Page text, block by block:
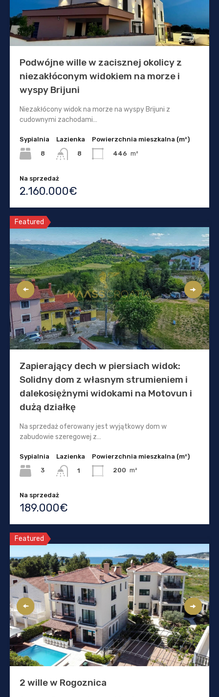
Podwójne wille w zacisznej okolicy z
niezakłóconym widokiem na morze i
wyspy Brijuni
Niezakłócony widok na morze na wyspy Brijuni z
cudownymi zachodami…
Sypialnia
8
Lazienka
8
Powierzchnia mieszkalna (m²)
446 m²
Na sprzedaż
2.160.000€
Featured
Zapierający dech w piersiach widok:
Solidny dom z własnym strumieniem i
dalekosiężnymi widokami na Motovun i
dużą działkę
Na sprzedaż oferowany jest wyjątkowy dom w
zabudowie szeregowej z…
Sypialnia
3
Lazienka
1
Powierzchnia mieszkalna (m²)
200 m²
Na sprzedaż
189.000€
Featured
2 wille w Rogoznica